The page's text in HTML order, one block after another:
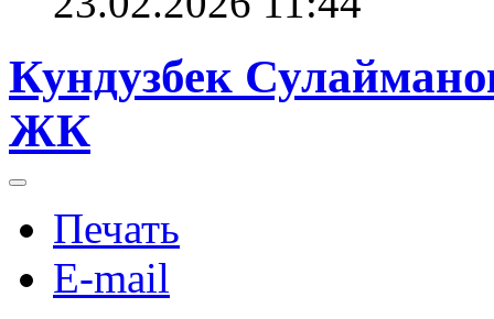
Кундузбек
ЖК
Печать
E-mail